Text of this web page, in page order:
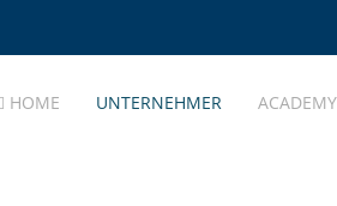
HOME UNTERNEHMER ACADEMY